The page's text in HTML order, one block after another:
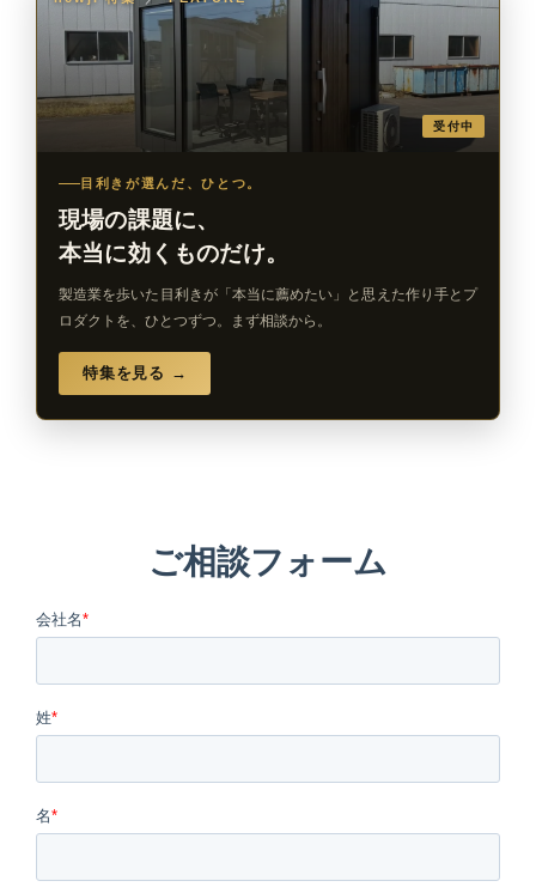
受付中
目利きが選んだ、ひとつ。
現場の課題に、
本当に効くものだけ。
製造業を歩いた目利きが「本当に薦めたい」と思えた作り手とプ
ロダクトを、ひとつずつ。まず相談から。
特集を見る →